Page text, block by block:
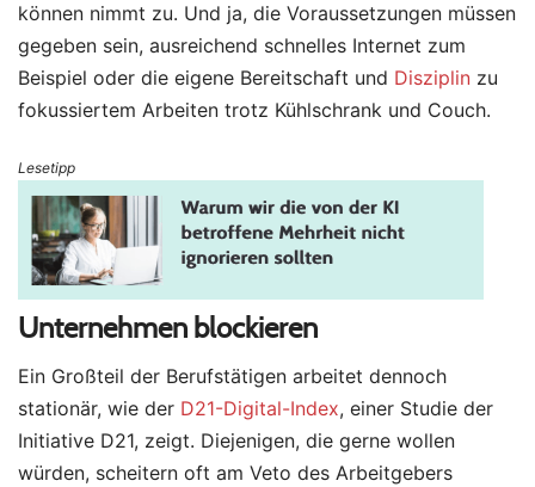
können nimmt zu. Und ja, die Voraussetzungen müssen
gegeben sein, ausreichend schnelles Internet zum
Beispiel oder die eigene Bereitschaft und Disziplin zu
fokussiertem Arbeiten trotz Kühlschrank und Couch.
Lesetipp
Unternehmen blockieren
Ein Großteil der Berufstätigen arbeitet dennoch
stationär, wie der D21-Digital-Index, einer Studie der
Initiative D21, zeigt. Diejenigen, die gerne wollen
würden, scheitern oft am Veto des Arbeitgebers